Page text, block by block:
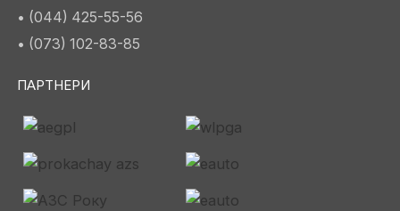
• (044) 425-55-56
• (073) 102-83-85
ПАРТНЕРИ